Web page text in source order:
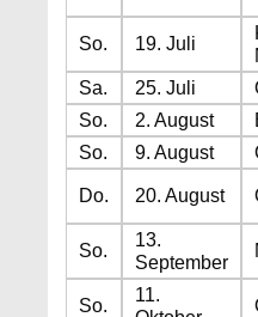
So.
19. Juli
Sa. 25. Juli
So.
2. August
So.
9. August
Do.
20. August
So.
13.
September
So.
11.